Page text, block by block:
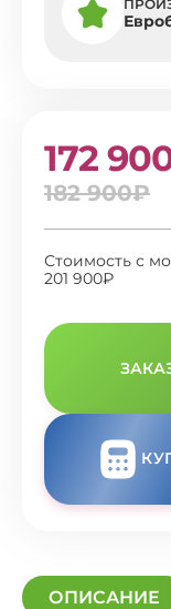
172
182 900₽
Стоимость с
201 900₽
ОПИСАНИЕ